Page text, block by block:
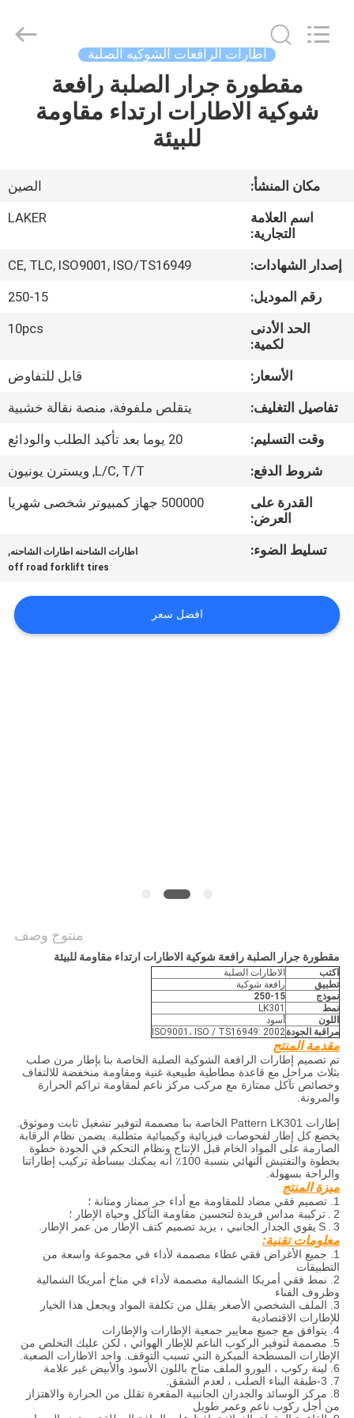
حول
جولة
المعمل
الجودة
اتصل
الموقع
AUTOPARTS
CO.,LIMITED.
اطارات الرافعات الشوكيه الصلبة
مقطورة جرار الصلبة رافعة
شوكية الاطارات ارتداء مقاومة
للبيئة
مكان المنشأ:
الصين
اسم العلامة
التجارية:
LAKER
إصدار الشهادات:
CE, TLC, ISO9001, ISO/TS16949
رقم الموديل:
250-15
الحد الأدنى
لكمية:
10pcs
الأسعار:
قابل للتفاوض
تفاصيل التغليف:
يتقلص ملفوفة، منصة نقالة خشبية
وقت التسليم:
20 يوما بعد تأكيد الطلب والودائع
شروط الدفع:
L/C, T/T, ويسترن يونيون
القدرة على
العرض:
500000 جهاز كمبيوتر شخصى شهريا
تسليط الضوء: اطارات الشاحنه اطارات الشاحنه,
off road forklift tires
افضل سعر
منتوج وصف
مقطورة جرار الصلبة رافعة شوكية الاطارات ارتداء مقاومة للبيئة
اكتب
الاطارات الصلبة
تطبيق
رافعة شوكية
نموذج
250-15
نمط
LK301
اللون
أسود
مراقبة الجودةISO9001، ISO / TS16949: 2002
مقدمة المنتج
تم تصميم إطارات الرافعة الشوكية الصلبة الخاصة بنا بإطار مرن صلب
بثلاث مراحل مع قاعدة مطاطية طبيعية غنية ومقاومة منخفضة للالتفاف
وخصائص تآكل ممتازة مع مركب مركز ناعم لمقاومة تراكم الحرارة
والمرونة.
إطارات Pattern LK301 الخاصة بنا مصممة لتوفير تشغيل ثابت وموثوق.
يخضع كل إطار لفحوصات فيزيائية وكيميائية متطلبة. يضمن نظام الرقابة
الصارمة على المواد الخام قبل الإنتاج ونظام التحكم في الجودة خطوة
بخطوة والتفتيش النهائي بنسبة 100٪ أنه يمكنك ببساطة تركيب إطاراتنا
والراحة بسهولة.
ميزة المنتج
1. تصميم فقي مضاد للمقاومة مع أداء جر ممتاز ومتانة ؛
2
. تركيبة مداس فريدة لتحسين مقاومة التآكل وحياة الإطار ؛
3
.
S يقوي الجدار الجانبي ، يزيد تصميم كتف الإطار من عمر الإطار.
معلومات تقنية:
1. جميع الأغراض فقي غطاء مصممة لأداء في مجموعة واسعة من
التطبيقات
2. نمط فقي أمريكا الشمالية مصممة لأداء في مناخ أمريكا الشمالية
وظروف الفناء
3. الملف الشخصي الأصغر يقلل من تكلفة المواد ويجعل هذا الخيار
للإطارات الاقتصادية
4. يتوافق مع جميع معايير جمعية الإطارات والإطارات
5. مصممة لتوفير الركوب الناعم للإطار الهوائي ، لكن عليك التخلص من
الإطارات المسطحة المبكرة التي تسبب التوقف. واحد الاطارات الصعبة.
6. لينة ركوب ، اليورو الملف متاح باللون الأسود والأبيض غير علامة
7. 3-طبقة البناء الصلب ، لعدم الشقق.
8. مركز الوسائد والجدران الجانبية المقعرة تقلل من الحرارة والاهتزاز
من أجل ركوب ناعم وعمر طويل